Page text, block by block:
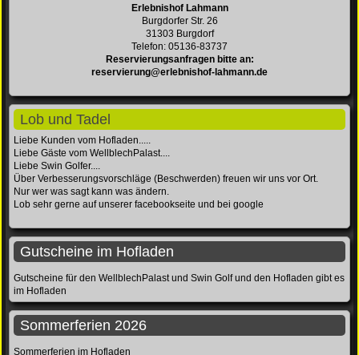
Erlebnishof Lahmann
Burgdorfer Str. 26
31303 Burgdorf
Telefon: 05136-83737
Reservierungsanfragen bitte an:
reservierung@erlebnishof-lahmann.de
Lob und Tadel
Liebe Kunden vom Hofladen.....
Liebe Gäste vom WellblechPalast....
Liebe Swin Golfer....
Über Verbesserungsvorschläge (Beschwerden) freuen wir uns vor Ort.
Nur wer was sagt kann was ändern.
Lob sehr gerne auf unserer facebookseite und bei google
Gutscheine im Hofladen
Gutscheine für den WellblechPalast und Swin Golf und den Hofladen gibt es
im Hofladen
Sommerferien 2026
Sommerferien im Hofladen